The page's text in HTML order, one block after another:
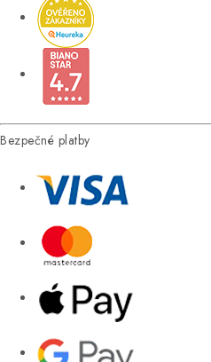
Bezpečné platby